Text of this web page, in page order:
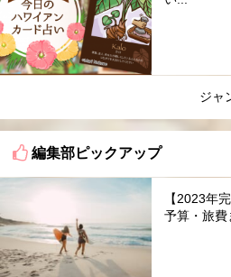
ジャ
編集部ピックアップ
【2023年
予算・旅費